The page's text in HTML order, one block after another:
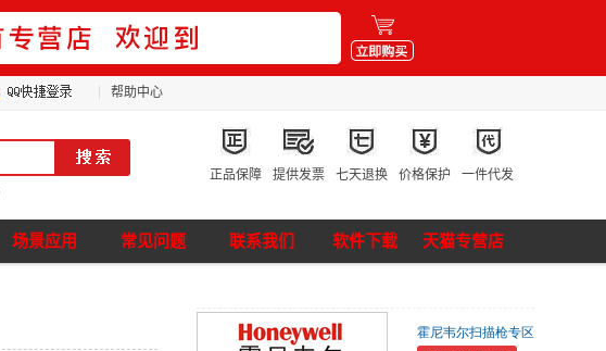
帮助中心
正品保障 提供发票 七天退换 价格保护 一件代发
场景应用 常见问题 联系我们 软件下载 天猫专营店
霍尼韦尔扫描枪专区